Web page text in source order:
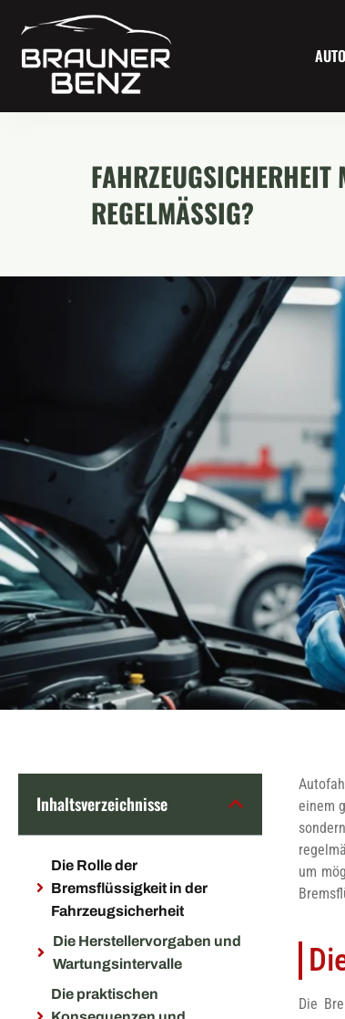
REGELMÄSSIG?
Inhaltsverzeichnisse
Die Rolle der
Bremsflüssigkeit in der
Fahrzeugsicherheit
Die Herstellervorgaben und
Wartungsintervalle
Die praktischen
einem
um
Die